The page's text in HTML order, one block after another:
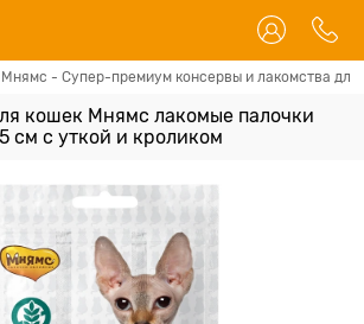
Мнямс - Супер-премиум консервы и лакомства для
кошек Мнямс лакомые палочки
см с уткой и кроликом